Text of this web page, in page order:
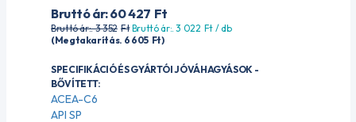
Bruttó ár: 60 427 Ft
Bruttó ár:. 3 352 FtBruttó ár:. 3 022 Ft/ db
(Megtakarítás. 6 605 Ft)
SPECIFIKÁCIÓ ÉS GYÁRTÓI JÓVÁHAGYÁSOK -
BŐVÍTETT:
ACEA-C6
API SP